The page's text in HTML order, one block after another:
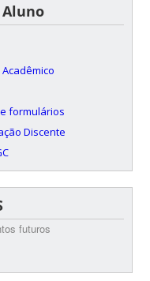
formulários
Discente
futuros